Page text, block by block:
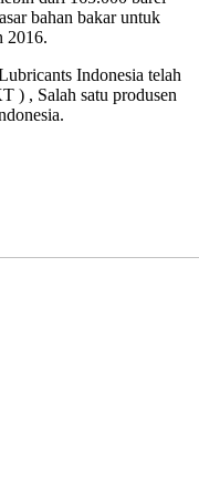
bahan bakar untuk
2016.
Indonesia telah
) , Salah satu produsen